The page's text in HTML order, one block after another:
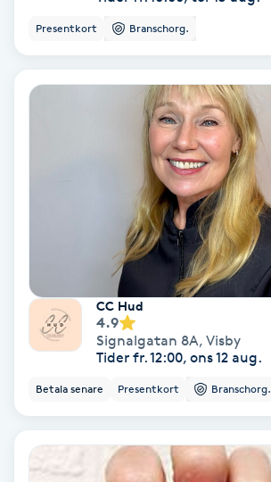
Personlig tränare
Picolaser
Pigmentbehandling
Plastikkirurgi
Powder brows
Power Yoga
Presentkort Branschorg.
CC Hud
4.9
Signalgatan 8A, Visby
Tider fr. 12:00, ons 12 aug.
Betala senare Presentkort Branschorg.